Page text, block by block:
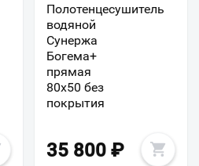
Полотенцесушитель
водяной
Сунержа
Богема+
прямая
80x50 без
покрытия
35 800 ₽